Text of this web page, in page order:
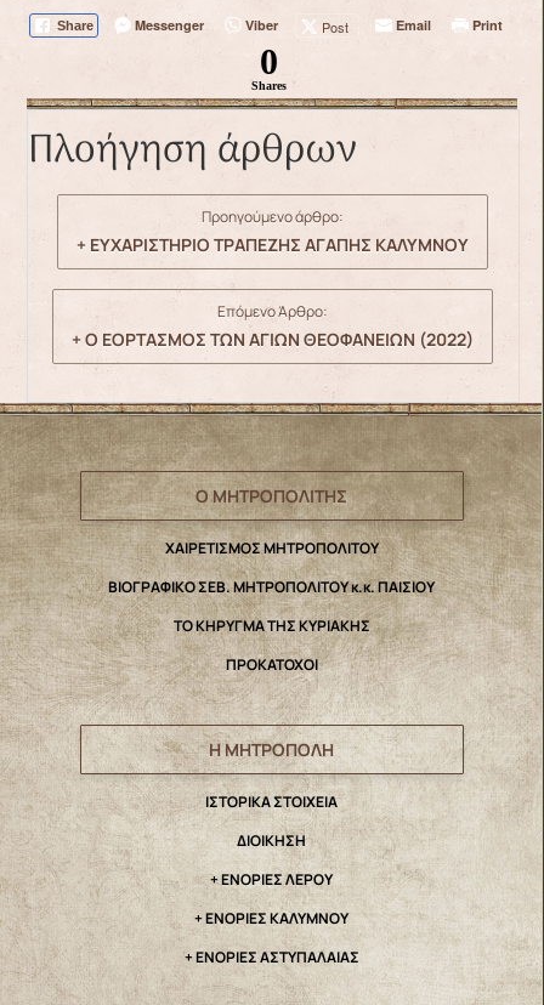
Share Messenger Viber Post Email Print
0
Shares
Πλοήγηση άρθρων
Προηγούμενο άρθρο:
+ ΕΥΧΑΡΙΣΤΗΡΙΟ ΤΡΑΠΕΖΗΣ ΑΓΑΠΗΣ ΚΑΛΥΜΝΟΥ
Επόμενο Άρθρο:
+ Ο ΕΟΡΤΑΣΜΟΣ ΤΩΝ ΑΓΙΩΝ ΘΕΟΦΑΝΕΙΩΝ (2022)
Ο ΜΗΤΡΟΠΟΛΙΤΗΣ
ΧΑΙΡΕΤΙΣΜΟΣ ΜΗΤΡΟΠΟΛΙΤΟΥ
ΒΙΟΓΡΑΦΙΚΟ ΣΕΒ. ΜΗΤΡΟΠΟΛΙΤΟΥ κ.κ. ΠΑΙΣΙΟΥ
ΤΟ ΚΗΡΥΓΜΑ ΤΗΣ ΚΥΡΙΑΚΗΣ
ΠΡΟΚΑΤΟΧΟΙ
Η ΜΗΤΡΟΠΟΛΗ
IΣΤΟΡΙΚΑ ΣΤΟΙΧΕΙΑ
ΔΙΟΙΚΗΣΗ
+ ΕΝΟΡΙΕΣ ΛΕΡΟΥ
+ ΕΝΟΡΙΕΣ ΚΑΛΥΜΝΟΥ
+ ΕΝΟΡΙΕΣ ΑΣΤΥΠΑΛΑΙΑΣ